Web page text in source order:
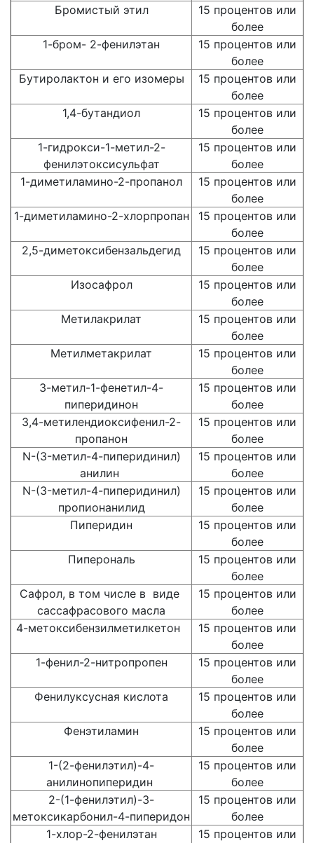
Бромистый этил
15 процентов или
более
1-бром- 2-фенилэтан
15 процентов или
более
Бутиролактон и его изомеры
15 процентов или
более
1,4-бутандиол
15 процентов или
более
1-гидрокси-1-метил-2-
фенилэтоксисульфат
15 процентов или
более
1-диметиламино-2-пропанол
15 процентов или
более
1-диметиламино-2-хлорпропан
15 процентов или
более
2,5-диметоксибензальдегид
15 процентов или
более
Изосафрол
15 процентов или
более
Метилакрилат
15 процентов или
более
Метилметакрилат
15 процентов или
более
3-метил-1-фенетил-4-
пиперидинон
15 процентов или
более
3,4-метилендиоксифенил-2-
пропанон
15 процентов или
более
N-(3-метил-4-пиперидинил)
анилин
15 процентов или
более
N-(3-метил-4-пиперидинил)
пропионанилид
15 процентов или
более
Пиперидин
15 процентов или
более
Пиперональ
15 процентов или
более
Сафрол, в том числе в виде
сассафрасового масла
15 процентов или
более
4-метоксибензилметилкетон
15 процентов или
более
1-фенил-2-нитропропен
15 процентов или
более
Фенилуксусная кислота
15 процентов или
более
Фенэтиламин
15 процентов или
более
1-(2-фенилэтил)-4-
анилинопиперидин
15 процентов или
более
2-(1-фенилэтил)-3-
метоксикарбонил-4-пиперидон
15 процентов или
более
1-хлор-2-фенилэтан
15 процентов или